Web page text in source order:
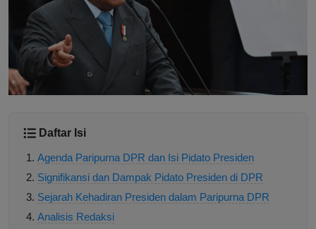
Daftar Isi
Agenda Paripurna DPR dan Isi Pidato Presiden
Signifikansi dan Dampak Pidato Presiden di DPR
Sejarah Kehadiran Presiden dalam Paripurna DPR
Analisis Redaksi